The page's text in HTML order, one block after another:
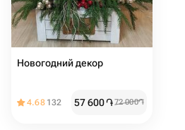
Новогодний декор
4.68 132 57 600֏72 000֏